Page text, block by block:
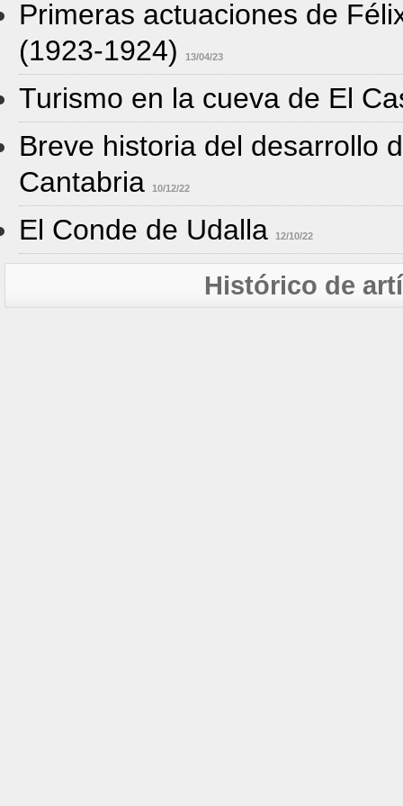
Primeras actuaciones de
(1923-1924)
13/04/23
Turismo en la cueva de El
Breve historia del desarrollo
Cantabria
10/12/22
El Conde de Udalla 12/10/22
Histórico de